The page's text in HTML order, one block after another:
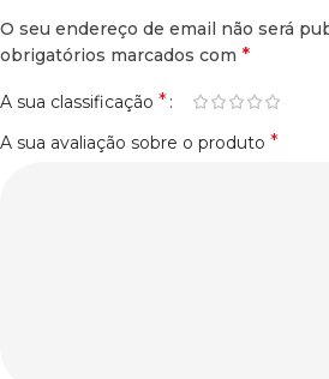
O seu endereço de email não será
obrigatórios marcados com *
A sua classificação *
A sua avaliação sobre o produto *